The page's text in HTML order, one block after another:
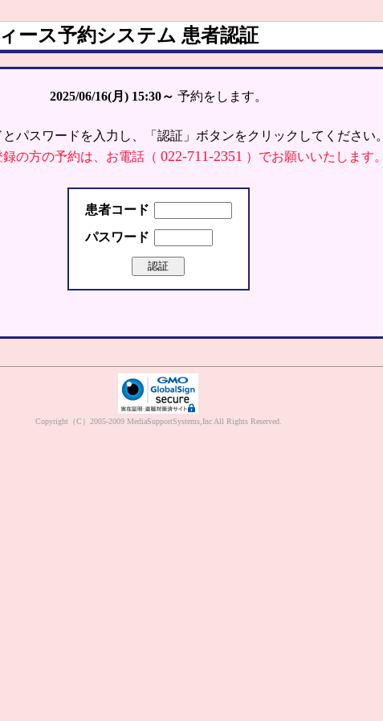
ース予約システム 患者認証
2025/06/16(月) 15:30～ 予約をします。
パスワードを入力し、「認証」ボタンをクリックしてください。
の方の予約は、お電話（ 022-711-2351 ）でお願いいたします。
患者コード
パスワード
Copyright（C）2005-2009 MediaSupportSystems,Inc All Rights Reserved.